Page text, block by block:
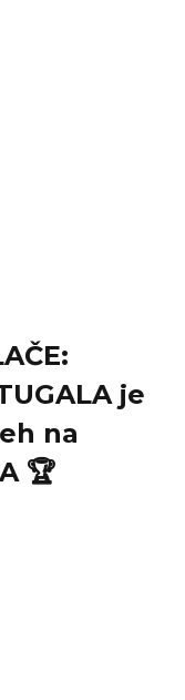
je
na
🏆